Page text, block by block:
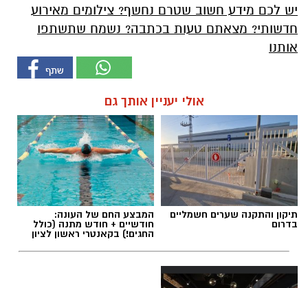
יש לכם מידע חשוב שטרם נחשף? צילומים מאירוע
חדשותי? מצאתם טעות בכתבה? נשמח שתשתפו
אותנו
אולי יעניין אותך גם
תיקון והתקנה שערים חשמליים
בדרום
המבצע החם של העונה:
חודשיים + חודש מתנה (כולל
החגים!) בקאנטרי ראשון לציון